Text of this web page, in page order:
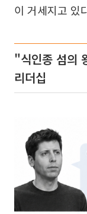
이 거세지고 있
"식인종 섬의
리더십